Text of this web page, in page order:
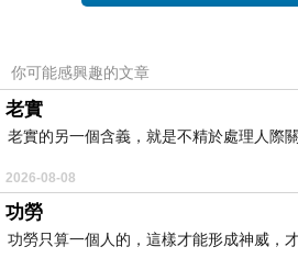
烘肉燒肉專門就開在赤坂拉麵樓
京三民」站2號出口直走，至第一
鐘就能抵達。
你可能感興趣的文章
老實
老實的另一個含義，就是不精於處理人際關
2026-08-08
功勞
功勞只算一個人的，這樣才能形成神威，